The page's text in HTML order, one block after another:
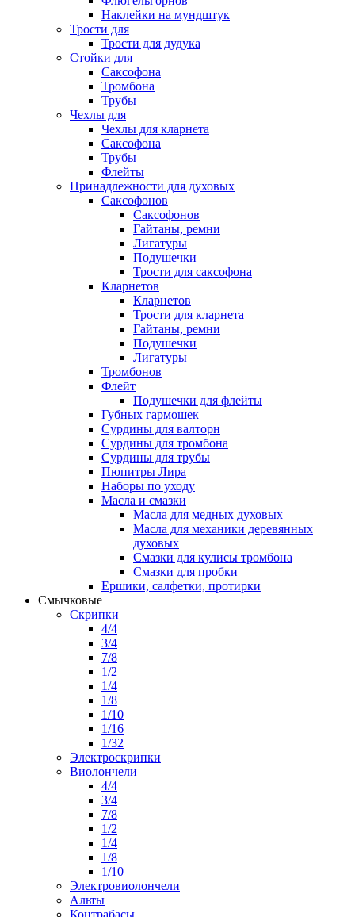
Наклейки на мундштук
Трости для
Трости для дудука
Стойки для
Саксофона
Тромбона
Трубы
Чехлы для
Чехлы для кларнета
Саксофона
Трубы
Флейты
Принадлежности для духовых
Саксофонов
Саксофонов
Гайтаны, ремни
Лигатуры
Подушечки
Трости для саксофона
Кларнетов
Кларнетов
Трости для кларнета
Гайтаны, ремни
Подушечки
Лигатуры
Тромбонов
Флейт
Подушечки для флейты
Губных гармошек
Сурдины для валторн
Сурдины для тромбона
Сурдины для трубы
Пюпитры Лира
Наборы по уходу
Масла и смазки
Масла для медных духовых
Масла для механики деревянных
духовых
Смазки для кулисы тромбона
Смазки для пробки
Ершики, салфетки, протирки
Смычковые
Скрипки
4/4
3/4
7/8
1/2
1/4
1/8
1/10
1/16
1/32
Электроскрипки
Виолончели
4/4
3/4
7/8
1/2
1/4
1/8
1/10
Электровиолончели
Альты